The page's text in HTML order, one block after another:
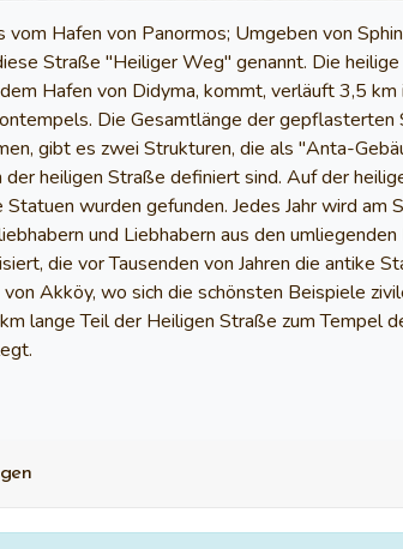
vom Hafen von Panormos; Umgeben von
Straße "Heiliger Weg" genannt. Die
Hafen von Didyma, kommt, verläuft 3,5
Die Gesamtlänge der
gibt es zwei Strukturen, die als "Anta-
heiligen Straße definiert sind. Auf der
Statuen wurden gefunden. Jedes Jahr wird am
und Liebhabern aus den
die vor Tausenden von Jahren die antike
Akköy, wo sich die schönsten Beispiele
lange Teil der Heiligen Straße zum Tempel